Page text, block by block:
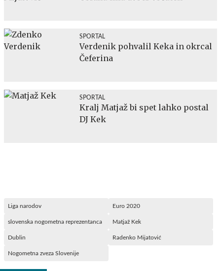
SPORTAL
Verdenik pohvalil Keka in okrcal
Čeferina
SPORTAL
Kralj Matjaž bi spet lahko postal
DJ Kek
Liga narodov Euro 2020
slovenska nogometna reprezentanca Matjaž Kek
Dublin Radenko Mijatović
Nogometna zveza Slovenije